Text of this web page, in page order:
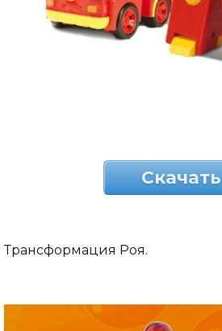
Скачать
Трансформация Роя.